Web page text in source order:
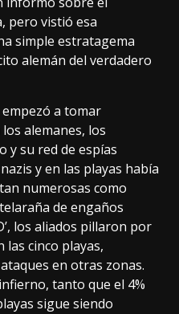
pero vistió esa
simple estratagema
alemán del verdadero
empezó a tomar
alemanes, los
y su red de espías
y en las playas había
numerosas como
de engaños
los aliados pillaron por
las cinco playas,
en otras zonas.
tanto que el 4%
sigue siendo